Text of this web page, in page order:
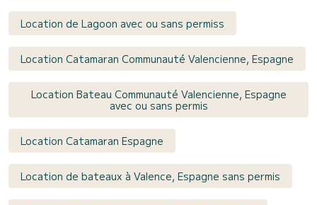
Location de Lagoon avec ou sans permiss
Location Catamaran Communauté Valencienne, Espagne
Location Bateau Communauté Valencienne, Espagne
avec ou sans permis
Location Catamaran Espagne
Location de bateaux à Valence, Espagne sans permis